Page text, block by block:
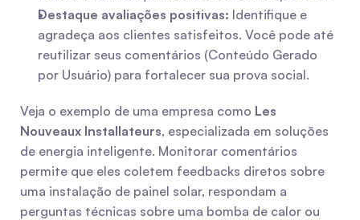
Destaque avaliações positivas: Identifique e
agradeça aos clientes satisfeitos. Você pode até
reutilizar seus comentários (Conteúdo Gerado
por Usuário) para fortalecer sua prova social.
Veja o exemplo de uma empresa como Les
Nouveaux Installateurs, especializada em soluções
de energia inteligente. Monitorar comentários
permite que eles coletem feedbacks diretos sobre
uma instalação de painel solar, respondam a
perguntas técnicas sobre uma bomba de calor ou